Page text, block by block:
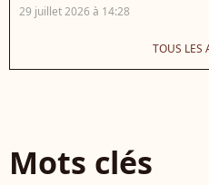
29 juillet 2026 à 14:28
TOUS LES
Mots clés